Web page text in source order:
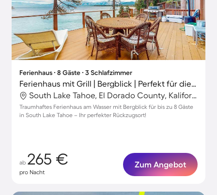
Ferienhaus ∙ 8 Gäste ∙ 3 Schlafzimmer
Ferienhaus mit Grill | Bergblick | Perfekt für die Arbeit von Zuhause
South Lake Tahoe, El Dorado County, Kalifornien, USA
Traumhaftes Ferienhaus am Wasser mit Bergblick für bis zu 8 Gäste
in South Lake Tahoe – Ihr perfekter Rückzugsort!
ab 265 €
pro Nacht
Zum Angebot